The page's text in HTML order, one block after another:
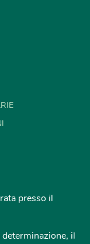
presso il
il